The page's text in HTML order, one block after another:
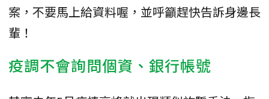
案，不要馬上給資料喔，並呼籲趕快告訴身邊長
輩！
疫調不會詢問個資、銀行帳號